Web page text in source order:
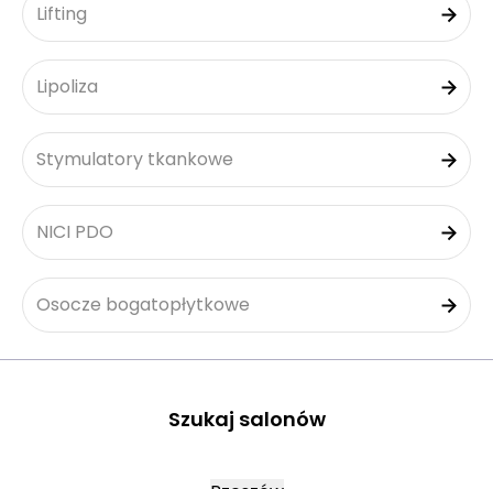
Lifting
Lipoliza
Stymulatory tkankowe
NICI PDO
Osocze bogatopłytkowe
Szukaj salonów